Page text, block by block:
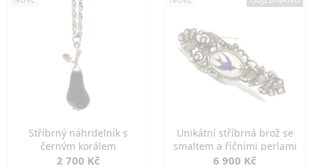
Stříbrný náhrdelník s
černým korálem
2 700 Kč
Unikátní stříbrná brož se
smaltem a říčními perlami
6 900 Kč